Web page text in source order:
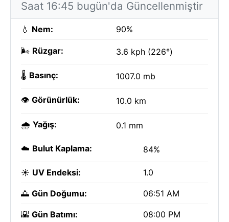
Saat 16:45 bugün'da Güncellenmiştir
💧 Nem: 90%
🌬️ Rüzgar: 3.6 kph (226°)
🌡️ Basınç: 1007.0 mb
👁️ Görünürlük: 10.0 km
🌧️ Yağış: 0.1 mm
☁️ Bulut Kaplama: 84%
☀️ UV Endeksi: 1.0
🌅 Gün Doğumu: 06:51 AM
🌇 Gün Batımı: 08:00 PM